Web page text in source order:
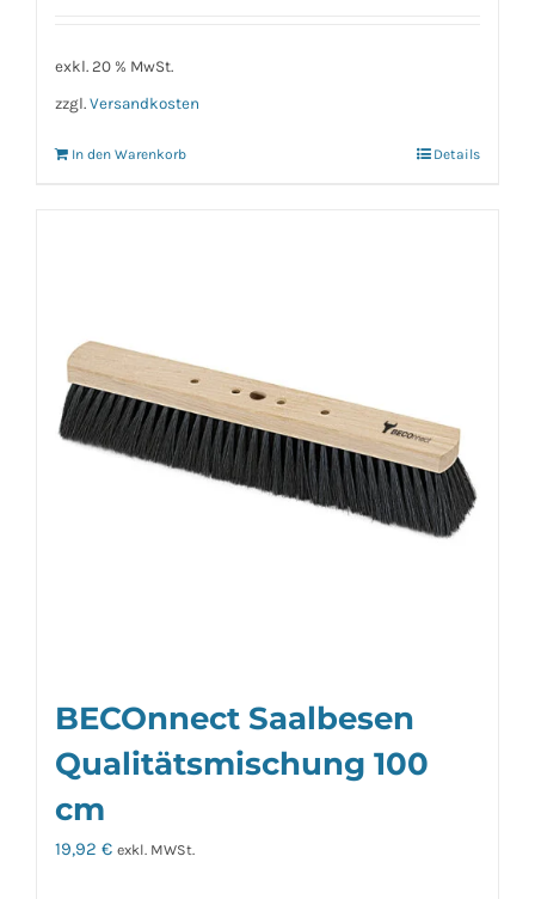
exkl. 20 % MwSt.
zzgl. Versandkosten
In den Warenkorb Details
BECOnnect Saalbesen
Qualitätsmischung 100
cm
19,92 € exkl. MWSt.